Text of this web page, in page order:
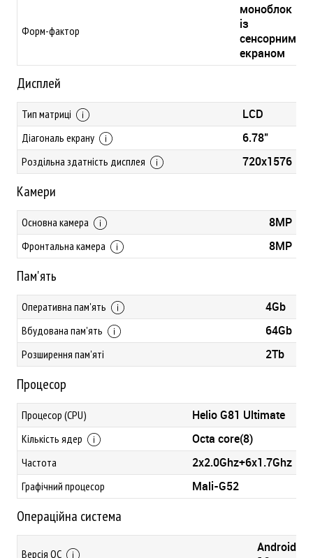
Форм-фактор
моноблок
із
сенсорним
екраном
Дисплей
Тип матриці LCD
Діагональ екрану 6.78"
Роздільна здатність дисплея 720x1576
Камери
Основна камера 8MP
Фронтальна камера 8MP
Пам'ять
Оперативна пам'ять 4Gb
Вбудована пам'ять 64Gb
Розширення пам'яті 2Tb
Процесор
Процесор (CPU) Helio G81 Ultimate
Кількість ядер Octa core(8)
Частота 2x2.0Ghz+6x1.7Ghz
Графічний процесор Mali-G52
Операційна система
Версія ОС
Android